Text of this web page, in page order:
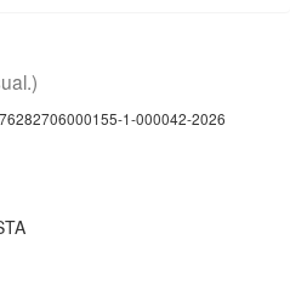
1-000042-2026